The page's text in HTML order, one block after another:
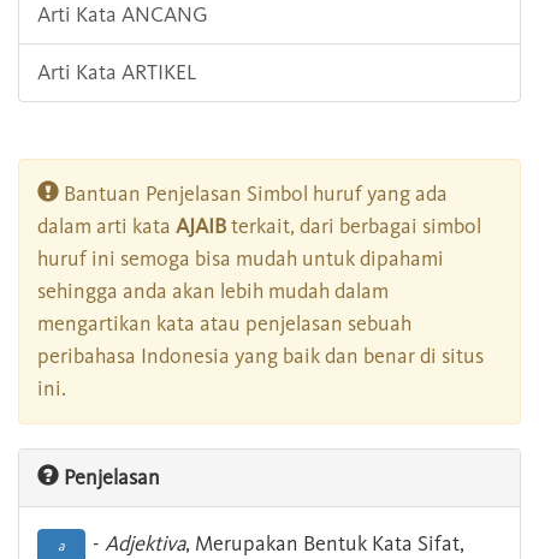
Arti Kata ANCANG
Arti Kata ARTIKEL
Bantuan Penjelasan Simbol huruf yang ada
dalam arti kata AJAIBterkait, dari berbagai simbol
huruf ini semoga bisa mudah untuk dipahami
sehingga anda akan lebih mudah dalam
mengartikan kata atau penjelasan sebuah
peribahasa Indonesia yang baik dan benar di situs
ini.
Penjelasan
a - Adjektiva, Merupakan Bentuk Kata Sifat,